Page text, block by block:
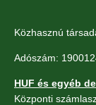
Közhasznú
Adószám:
HUF és egyéb
Központi